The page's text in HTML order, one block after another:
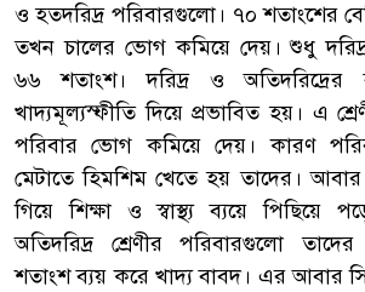
ও হতদরিদ্র পরিবারগুলো। ৭০ শতাংশের
তখন চালের ভোগ কমিয়ে দেয়। শুধু
৬৬ শতাংশ। দরিদ্র ও অতিদরিদ্রের
খাদ্যমূল্যস্ফীতি দিয়ে প্রভাবিত হয়। এ
পরিবার ভোগ কমিয়ে দেয়। কারণ
মেটাতে হিমশিম খেতে হয় তাদের। আবার
গিয়ে শিক্ষা ও স্বাস্থ্য ব্যয়ে পিছিয়ে
অতিদরিদ্র শ্রেণীর পরিবারগুলো
শতাংশ ব্যয় করে খাদ্য বাবদ। এর আবার